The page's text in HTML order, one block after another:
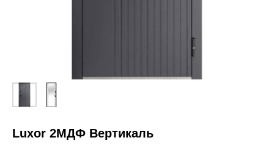
Luxor 2МДФ Вертикаль